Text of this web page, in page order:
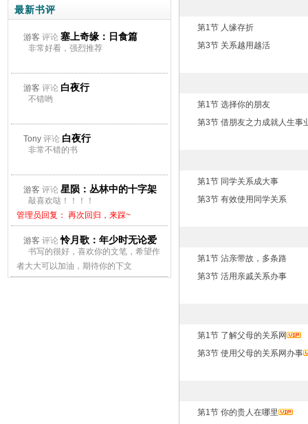
最新书评
游客 评论 塞上奇缘：日食篇
非常好看，强烈推荐
游客 评论 白夜行
不错哟
Tony 评论 白夜行
非常不错的书
游客 评论 星陨：丛林中的十字架
敲喜欢哒！！！！
管理员回复： 再次回归，来踩~
游客 评论怜月歌：年少时无论爱
上谁都会痛
书写的很好，喜欢你的文笔，希望作
者大大可以加油，期待你的下文
管理员回复： 再次回归，来踩~
第1节 人缘存折
第3节 关系越用越活
第1节 选择你的朋友
第3节 借朋友之力成就人生事
第1节 同学关系成大事
第3节 有效使用同学关系
第1节 沾亲带故，多条路
第3节 活用亲戚关系办事
第1节 了解父母的关系网
第3节 使用父母的关系网办事
第1节 你的贵人在哪里